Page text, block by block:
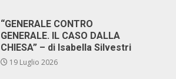
“GENERALE CONTRO
GENERALE. IL CASO DALLA
CHIESA” – di Isabella Silvestri
19 Luglio 2026